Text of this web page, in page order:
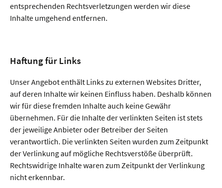
entsprechenden Rechtsverletzungen werden wir diese
Inhalte umgehend entfernen.
Haftung für Links
Unser Angebot enthält Links zu externen Websites Dritter,
auf deren Inhalte wir keinen Einfluss haben. Deshalb können
wir für diese fremden Inhalte auch keine Gewähr
übernehmen. Für die Inhalte der verlinkten Seiten ist stets
der jeweilige Anbieter oder Betreiber der Seiten
verantwortlich. Die verlinkten Seiten wurden zum Zeitpunkt
der Verlinkung auf mögliche Rechtsverstöße überprüft.
Rechtswidrige Inhalte waren zum Zeitpunkt der Verlinkung
nicht erkennbar.